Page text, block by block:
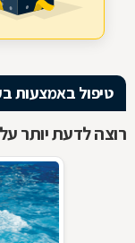
טיפול באמצעות
רוצה לדעת יותר